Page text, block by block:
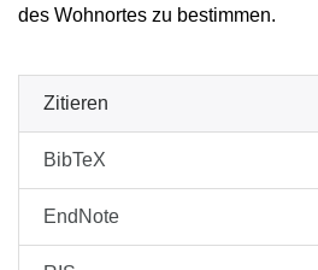
des Wohnortes zu bestimmen.
Zitieren
BibTeX
EndNote